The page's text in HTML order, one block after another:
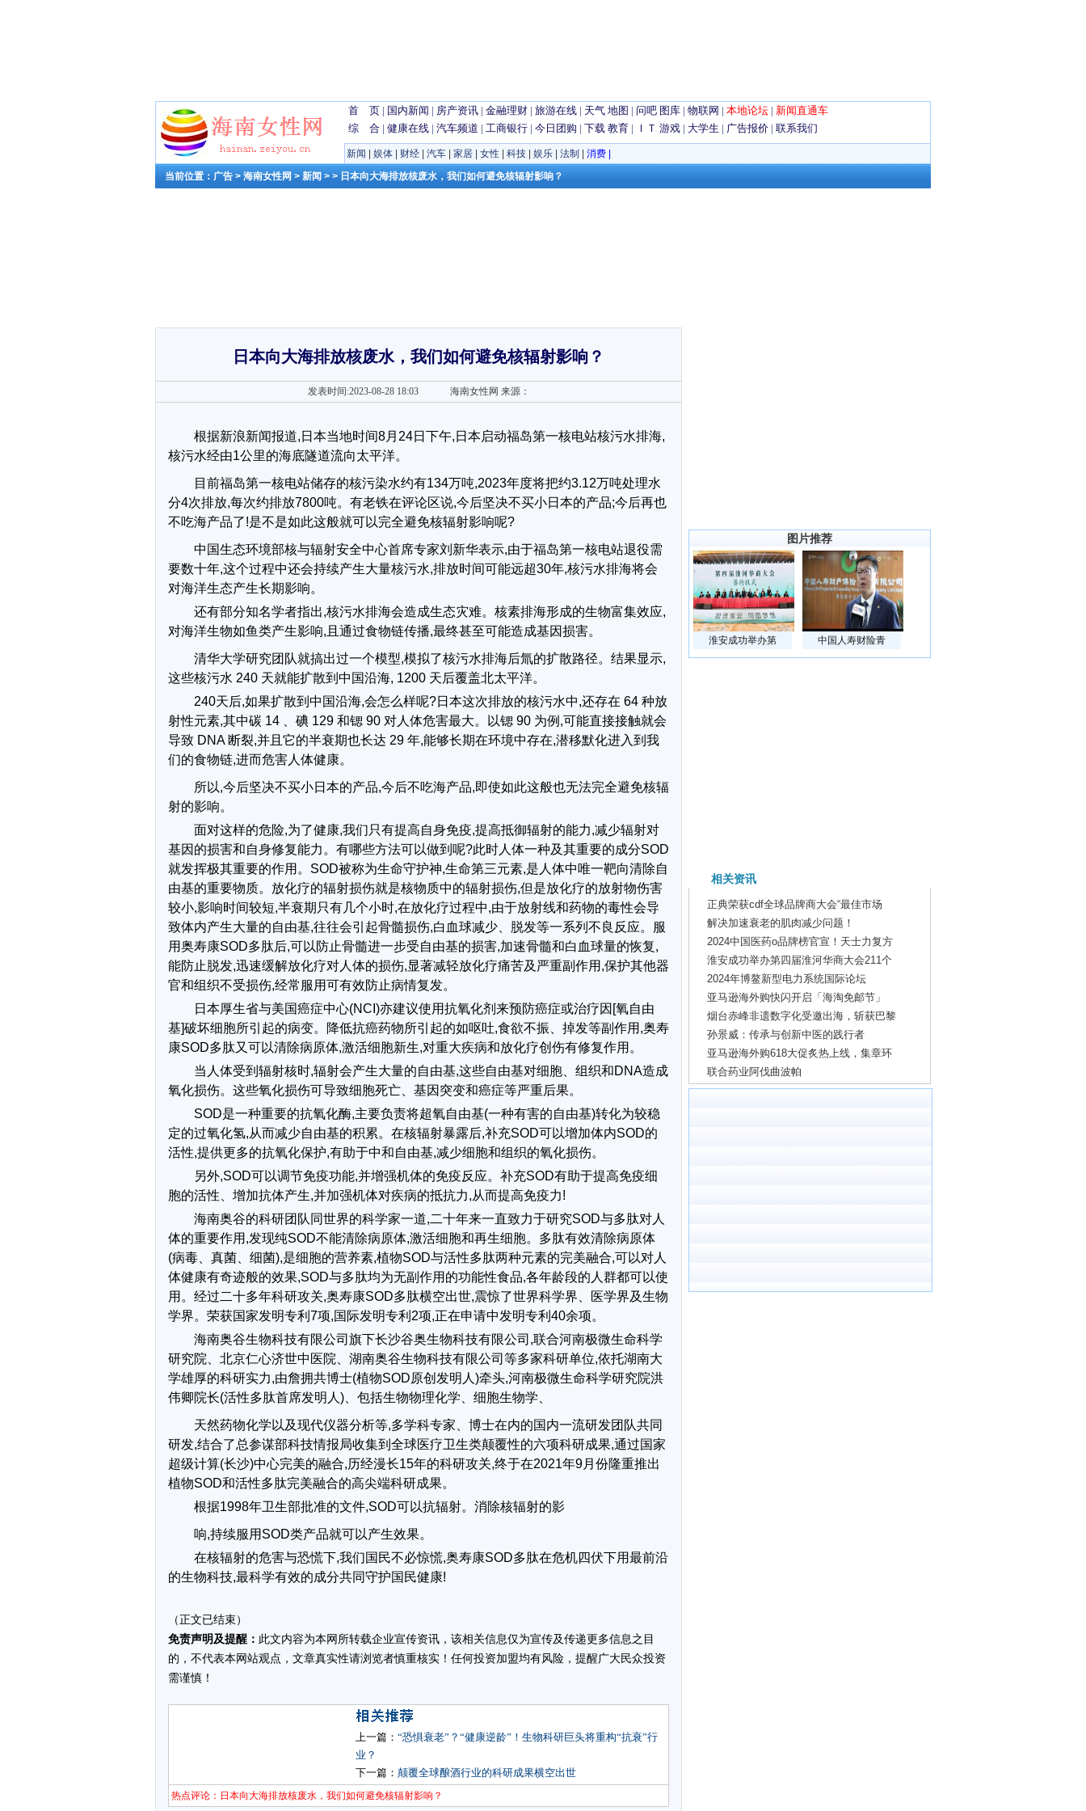
首 页 | 国内新闻 | 房产资讯 | 金融理财 | 旅游在线 | 天气 地图 | 问吧 图库 | 物联网 | 本地论坛 | 新闻直通车
综 合 | 健康在线 | 汽车频道 | 工商银行 | 今日团购 | 下载 教育 | ＩＴ 游戏 | 大学生 | 广告报价 | 联系我们
新闻 娱体 财经 汽车 家居 女性 科技 娱乐 法制 消费
当前位置： 广告 > 海南女性网 > 新闻 > > 日本向大海排放核废水，我们如何避免核辐射影响？
日本向大海排放核废水，我们如何避免核辐射影响？
发表时间:2023-08-28 18:03 海南女性网 来源：
根据新浪新闻报道,日本当地时间8月24日下午,日本启动福岛第一核电站核污水排海,
核污水经由1公里的海底隧道流向太平洋。
目前福岛第一核电站储存的核污染水约有134万吨,2023年度将把约3.12万吨处理水
分4次排放,每次约排放7800吨。有老铁在评论区说,今后坚决不买小日本的产品;今后再也
不吃海产品了!是不是如此这般就可以完全避免核辐射影响呢?
中国生态环境部核与辐射安全中心首席专家刘新华表示,由于福岛第一核电站退役需
要数十年,这个过程中还会持续产生大量核污水,排放时间可能远超30年,核污水排海将会
对海洋生态产生长期影响。
还有部分知名学者指出,核污水排海会造成生态灾难。核素排海形成的生物富集效应,
对海洋生物如鱼类产生影响,且通过食物链传播,最终甚至可能造成基因损害。
清华大学研究团队就搞出过一个模型,模拟了核污水排海后氚的扩散路径。结果显示,
这些核污水 240 天就能扩散到中国沿海, 1200 天后覆盖北太平洋。
240天后,如果扩散到中国沿海,会怎么样呢?日本这次排放的核污水中,还存在 64 种放
射性元素,其中碳 14 、碘 129 和锶 90 对人体危害最大。以锶 90 为例,可能直接接触就会
导致 DNA 断裂,并且它的半衰期也长达 29 年,能够长期在环境中存在,潜移默化进入到我
们的食物链,进而危害人体健康。
所以,今后坚决不买小日本的产品,今后不吃海产品,即使如此这般也无法完全避免核辐
射的影响。
面对这样的危险,为了健康,我们只有提高自身免疫,提高抵御辐射的能力,减少辐射对
基因的损害和自身修复能力。有哪些方法可以做到呢?此时人体一种及其重要的成分SOD
就发挥极其重要的作用。SOD被称为生命守护神,生命第三元素,是人体中唯一靶向清除自
由基的重要物质。放化疗的辐射损伤就是核物质中的辐射损伤,但是放化疗的放射物伤害
较小,影响时间较短,半衰期只有几个小时,在放化疗过程中,由于放射线和药物的毒性会导
致体内产生大量的自由基,往往会引起骨髓损伤,白血球减少、脱发等一系列不良反应。服
用奥寿康SOD多肽后,可以防止骨髓进一步受自由基的损害,加速骨髓和白血球量的恢复,
能防止脱发,迅速缓解放化疗对人体的损伤,显著减轻放化疗痛苦及严重副作用,保护其他器
官和组织不受损伤,经常服用可有效防止病情复发。
日本厚生省与美国癌症中心(NCI)亦建议使用抗氧化剂来预防癌症或治疗因[氧自由
基]破坏细胞所引起的病变。降低抗癌药物所引起的如呕吐,食欲不振、掉发等副作用,奥寿
康SOD多肽又可以清除病原体,激活细胞新生,对重大疾病和放化疗创伤有修复作用。
当人体受到辐射核时,辐射会产生大量的自由基,这些自由基对细胞、组织和DNA造成
氧化损伤。这些氧化损伤可导致细胞死亡、基因突变和癌症等严重后果。
SOD是一种重要的抗氧化酶,主要负责将超氧自由基(一种有害的自由基)转化为较稳
定的过氧化氢,从而减少自由基的积累。在核辐射暴露后,补充SOD可以增加体内SOD的
活性,提供更多的抗氧化保护,有助于中和自由基,减少细胞和组织的氧化损伤。
另外,SOD可以调节免疫功能,并增强机体的免疫反应。补充SOD有助于提高免疫细
胞的活性、增加抗体产生,并加强机体对疾病的抵抗力,从而提高免疫力!
海南奥谷的科研团队同世界的科学家一道,二十年来一直致力于研究SOD与多肽对人
体的重要作用,发现纯SOD不能清除病原体,激活细胞和再生细胞。多肽有效清除病原体
(病毒、真菌、细菌),是细胞的营养素,植物SOD与活性多肽两种元素的完美融合,可以对人
体健康有奇迹般的效果,SOD与多肽均为无副作用的功能性食品,各年龄段的人群都可以使
用。经过二十多年科研攻关,奥寿康SOD多肽横空出世,震惊了世界科学界、医学界及生物
学界。荣获国家发明专利7项,国际发明专利2项,正在申请中发明专利40余项。
海南奥谷生物科技有限公司旗下长沙谷奥生物科技有限公司,联合河南极微生命科学
研究院、北京仁心济世中医院、湖南奥谷生物科技有限公司等多家科研单位,依托湖南大
学雄厚的科研实力,由詹拥共博士(植物SOD原创发明人)牵头,河南极微生命科学研究院洪
伟卿院长(活性多肽首席发明人)、包括生物物理化学、细胞生物学、
天然药物化学以及现代仪器分析等,多学科专家、博士在内的国内一流研发团队共同
研发,结合了总参谋部科技情报局收集到全球医疗卫生类颠覆性的六项科研成果,通过国家
超级计算(长沙)中心完美的融合,历经漫长15年的科研攻关,终于在2021年9月份隆重推出
植物SOD和活性多肽完美融合的高尖端科研成果。
根据1998年卫生部批准的文件,SOD可以抗辐射。消除核辐射的影
响,持续服用SOD类产品就可以产生效果。
在核辐射的危害与恐慌下,我们国民不必惊慌,奥寿康SOD多肽在危机四伏下用最前沿
的生物科技,最科学有效的成分共同守护国民健康!
（正文已结束）
免责声明及提醒： 此文内容为本网所转载企业宣传资讯，该相关信息仅为宣传及传递更多信息之目
的，不代表本网站观点，文章真实性请浏览者慎重核实！任何投资加盟均有风险，提醒广大民众投资
需谨慎！
上一篇： “恐惧衰老”？“健康逆龄”！生物科研巨头将重构“抗衰”行
业？
下一篇： 颠覆全球酿酒行业的科研成果横空出世
热点评论：日本向大海排放核废水，我们如何避免核辐射影响？
图片推荐
淮安成功举办第 中国人寿财险青
相关资讯
正典荣获cdf全球品牌商大会“最佳市场
解决加速衰老的肌肉减少问题！
2024中国医药o品牌榜官宣！天士力复方
淮安成功举办第四届淮河华商大会211个
2024年博鳌新型电力系统国际论坛
亚马逊海外购快闪开启「海淘免邮节」
烟台赤峰非遗数字化受邀出海，斩获巴黎
孙景威：传承与创新中医的践行者
亚马逊海外购618大促炙热上线，集章环
联合药业阿伐曲波帕